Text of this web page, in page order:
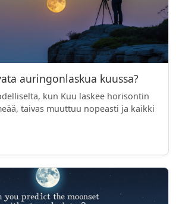
auringonlaskua kuussa?
kun Kuu laskee horisontin
taivas muuttuu nopeasti ja kaikki